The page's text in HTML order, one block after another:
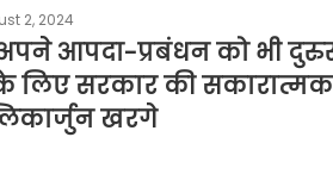
2, 2024
आपदा-प्रबंधन को भी
लिए सरकार की
खरगे